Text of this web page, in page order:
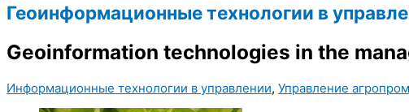
Геоинформационные технологии в
Geoinformation technologies in the
Информационные технологии в управлении, Управление